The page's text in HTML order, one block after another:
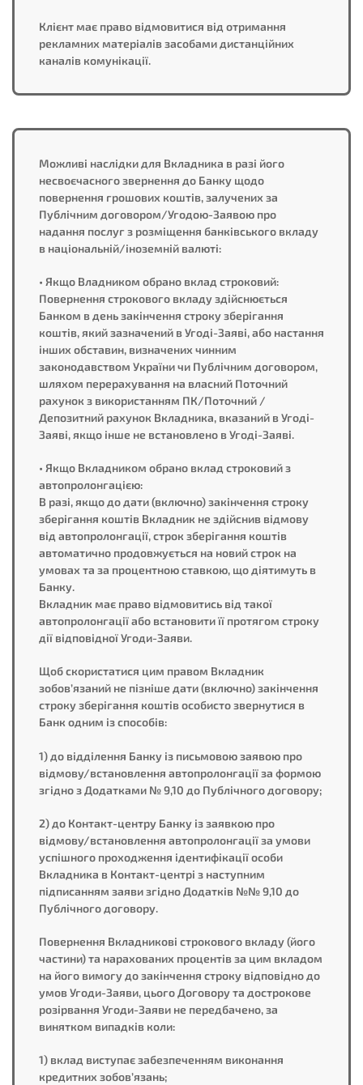
Клієнт має право відмовитися від отримання
рекламних матеріалів засобами дистанційних
каналів комунікації.
Можливі наслідки для Вкладника в разі його
несвоєчасного звернення до Банку щодо
повернення грошових коштів, залучених за
Публічним договором/Угодою-Заявою про
надання послуг з розміщення банківського вкладу
в національній/іноземній валюті:
• Якщо Владником обрано вклад строковий:
Повернення строкового вкладу здійснюється
Банком в день закінчення строку зберігання
коштів, який зазначений в Угоді-Заяві, або настання
інших обставин, визначених чинним
законодавством України чи Публічним договором,
шляхом перерахування на власний Поточний
рахунок з використанням ПК/Поточний /
Депозитний рахунок Вкладника, вказаний в Угоді-
Заяві, якщо інше не встановлено в Угоді-Заяві.
• Якщо Вкладником обрано вклад строковий з
автопролонгацією:
В разі, якщо до дати (включно) закінчення строку
зберігання коштів Вкладник не здійснив відмову
від автопролонгації, строк зберігання коштів
автоматично продовжується на новий строк на
умовах та за процентною ставкою, що діятимуть в
Банку.
Вкладник має право відмовитись від такої
автопролонгації або встановити її протягом строку
дії відповідної Угоди-Заяви.
Щоб скористатися цим правом Вкладник
зобов’язаний не пізніше дати (включно) закінчення
строку зберігання коштів особисто звернутися в
Банк одним із способів:
1) до відділення Банку із письмовою заявою про
відмову/встановлення автопролонгації за формою
згідно з Додатками № 9,10 до Публічного договору;
2) до Контакт-центру Банку із заявкою про
відмову/встановлення автопролонгації за умови
успішного проходження ідентифікації особи
Вкладника в Контакт-центрі з наступним
підписанням заяви згідно Додатків №№ 9,10 до
Публічного договору.
Повернення Вкладникові строкового вкладу (його
частини) та нарахованих процентів за цим вкладом
на його вимогу до закінчення строку відповідно до
умов Угоди-Заяви, цього Договору та дострокове
розірвання Угоди-Заяви не передбачено, за
винятком випадків коли:
1) вклад виступає забезпеченням виконання
кредитних зобов’язань;